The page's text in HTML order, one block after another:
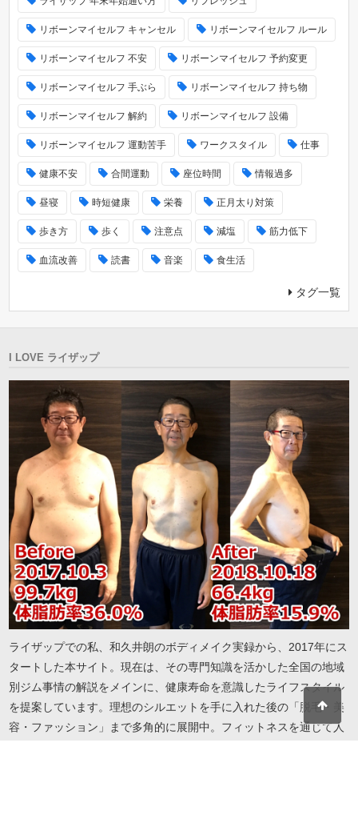
リボーンマイセルフ キャンセル リボーンマイセルフ ルール
リボーンマイセルフ 不安 リボーンマイセルフ 予約変更
リボーンマイセルフ 手ぶら リボーンマイセルフ 持ち物
リボーンマイセルフ 解約 リボーンマイセルフ 設備
リボーンマイセルフ 運動苦手 ワークスタイル 仕事
健康不安 合間運動 座位時間 情報過多
昼寝 時短健康 栄養 正月太り対策
歩き方 歩く 注意点 減塩 筋力低下
血流改善 読書 音楽 食生活
タグ一覧
I LOVE ライザップ
ライザップでの私、和久井朗のボディメイク実録から、2017年にス
タートした本サイト。現在は、その専門知識を活かした全国の地域
別ジム事情の解説をメインに、健康寿命を意識したライフスタイル
を提案しています。理想のシルエットを手に入れた後の「脱毛・美
容・ファッション」まで多角的に展開中。フィットネスを通じて人